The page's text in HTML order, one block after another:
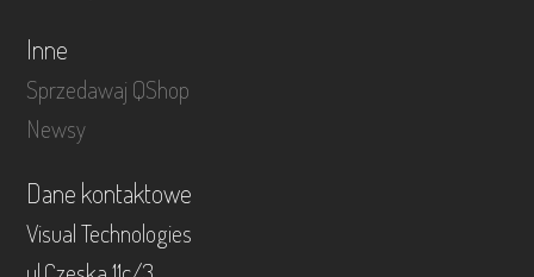
Inne
Sprzedawaj QShop
Newsy
Dane kontaktowe
Visual Technologies